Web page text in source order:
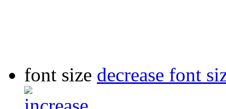
font size decrease font